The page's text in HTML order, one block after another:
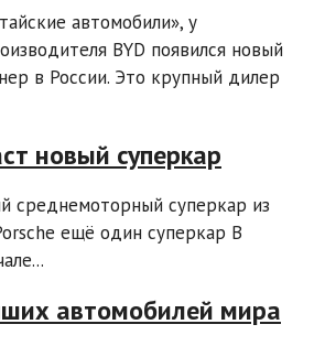
автомобили», у
BYD появился новый
в России. Это крупный дилер
новый суперкар
среднемоторный суперкар из
ещё один суперкар В
автомобилей мира